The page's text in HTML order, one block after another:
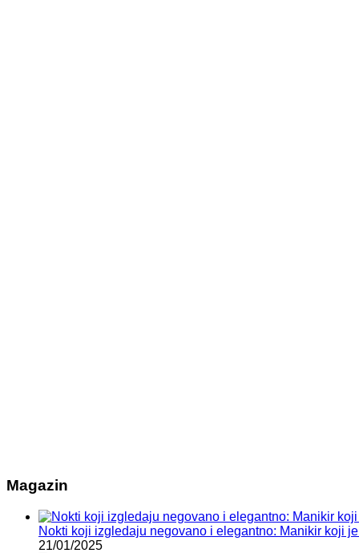
Magazin
Nokti koji izgledaju negovano i elegantno: Manikir koji
21/01/2025